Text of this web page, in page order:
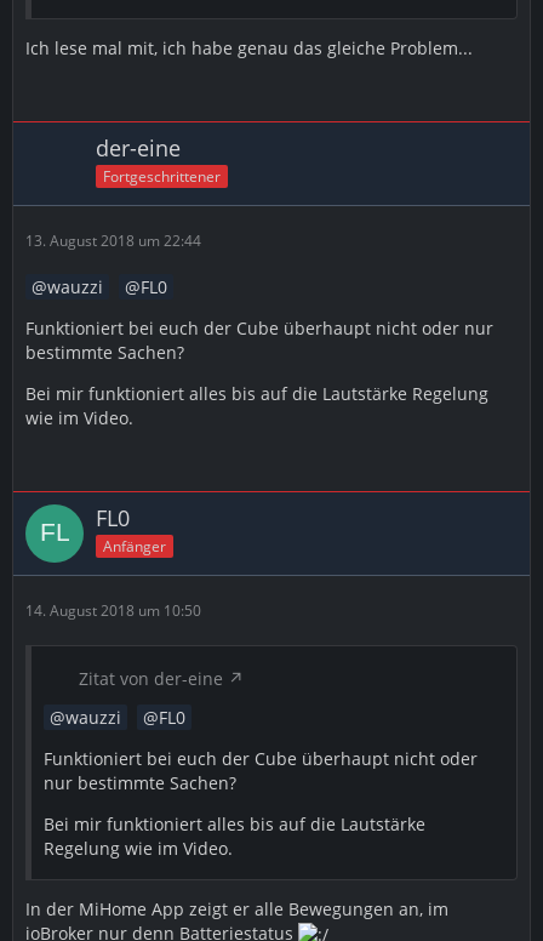
Ich lese mal mit, ich habe genau das gleiche Problem...
der-eine
Fortgeschrittener
13. August 2018 um 22:44
wauzzi
FL0
Funktioniert bei euch der Cube überhaupt nicht oder nur
bestimmte Sachen?
Bei mir funktioniert alles bis auf die Lautstärke Regelung
wie im Video.
FL0
Anfänger
14. August 2018 um 10:50
Zitat von der-eine
wauzzi
FL0
Funktioniert bei euch der Cube überhaupt nicht oder
nur bestimmte Sachen?
Bei mir funktioniert alles bis auf die Lautstärke
Regelung wie im Video.
In der MiHome App zeigt er alle Bewegungen an, im
ioBroker nur denn Batteriestatus